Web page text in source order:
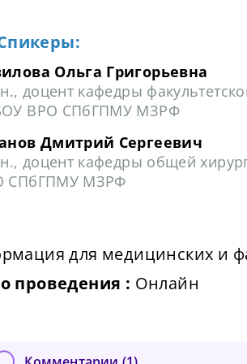
Ольга Григорьевна
доцент кафедры
ВРО СПбГПМУ МЗРФ
Дмитрий Сергеевич
доцент кафедры общей
СПбГПМУ МЗРФ
для медицинских и
проведения : Онлайн